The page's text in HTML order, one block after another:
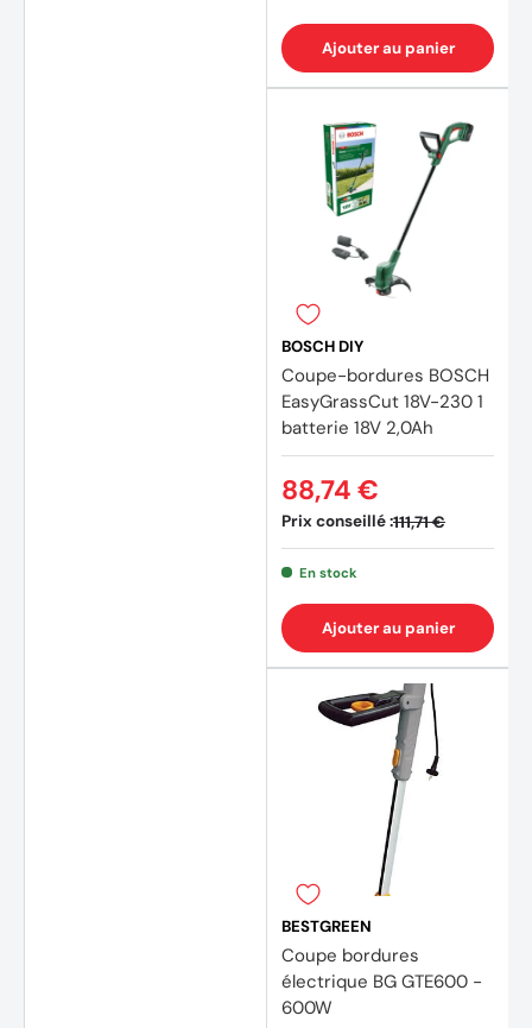
Ajouter au panier
BOSCH DIY
Coupe-bordures BOSCH
EasyGrassCut 18V-230 1
batterie 18V 2,0Ah
Prix conseillé :111,71 €
88,74 €
En stock
Ajouter au panier
BESTGREEN
Coupe bordures
électrique BG GTE600 -
600W